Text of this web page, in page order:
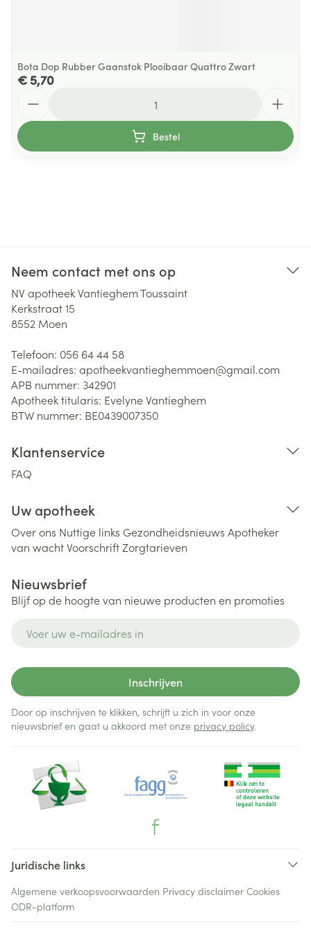
Bota Dop Rubber Gaanstok Plooibaar Quattro Zwart
€ 5,70
Bestel
Neem contact met ons op
NV apotheek Vantieghem Toussaint
Kerkstraat 15
8552 Moen
Telefoon: 056 64 44 58
E-mailadres: apotheekvantieghemmoen@gmail.com
APB nummer: 342901
Apotheek titularis: Evelyne Vantieghem
BTW nummer: BE0439007350
Klantenservice
FAQ
Uw apotheek
Over ons Nuttige links Gezondheidsnieuws Apotheker
van wachtVoorschriftZorgtarieven
Nieuwsbrief
Blijf op de hoogte van nieuwe producten en promoties
Inschrijven
Door op inschrijven te klikken, schrijft u zich in voor onze
nieuwsbrief en gaat u akkoord met onze privacy policy.
Juridische links
Algemene verkoopsvoorwaarden Privacy disclaimer Cookies
ODR-platform